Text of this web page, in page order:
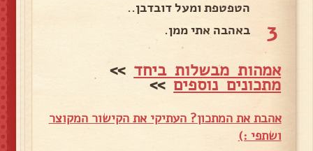
הטפטפת ומעל דובדבן..
3 באהבה אתי ממן.
אמהות מבשלות ביחד >>
מתכונים נוספים>>
אהבת את המתכון? העתיקי את הקישור המקוצר
ושתפי :)